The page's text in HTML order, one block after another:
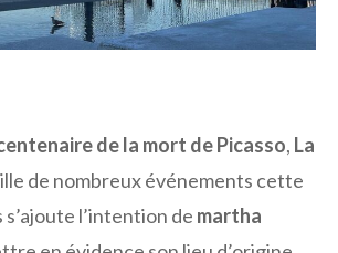
de la mort de Picasso, La
de nombreux événements cette
l’intention de martha